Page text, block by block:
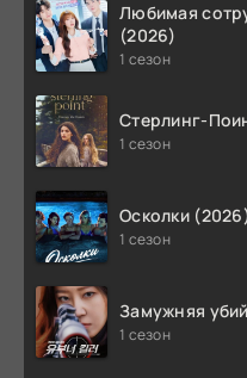
Любимая
(2026)
1 сезон
Стерлинг-
1 сезон
Осколки
1 сезон
Замужняя
1 сезон